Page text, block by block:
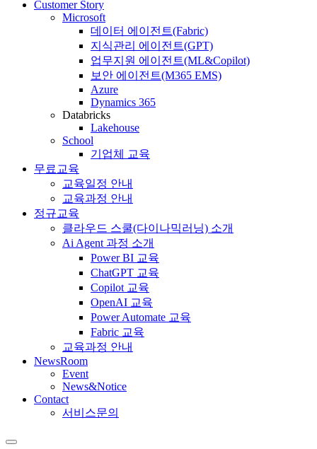
Customer Story
Microsoft
데이터 에이전트(Fabric)
지식관리 에이전트(GPT)
업무지원 에이전트(ML&Copilot)
보안 에이전트(M365 EMS)
Azure
Dynamics 365
Databricks
Lakehouse
School
기업체 교육
무료교육
교육일정 안내
교육과정 안내
정규교육
클라우드 스쿨(다이나믹러닝) 소개
Ai Agent 과정 소개
Power BI 교육
ChatGPT 교육
Copilot 교육
OpenAI 교육
Power Automate 교육
Fabric 교육
교육과정 안내
NewsRoom
Event
News&Notice
Contact
서비스문의